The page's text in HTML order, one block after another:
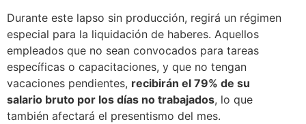
Durante este lapso sin producción, regirá un régimen
especial para la liquidación de haberes. Aquellos
empleados que no sean convocados para tareas
específicas o capacitaciones, y que no tengan
vacaciones pendientes, recibirán el 79% de su
salario bruto por los días no trabajados, lo que
también afectará el presentismo del mes.